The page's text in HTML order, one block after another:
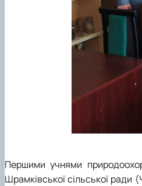
Першими учнями
Шрамківської сільської